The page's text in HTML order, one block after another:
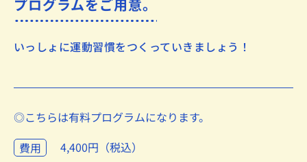
プログラムをご用意。
いっしょに運動習慣をつくっていきましょう！
◎こちらは有料プログラムになります。
費用
4,400円（税込）